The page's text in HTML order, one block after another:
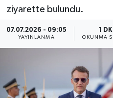
ziyarette bulundu.
07.07.2026 - 09:05
YAYINLANMA
1 DK
OKUNMA
KÜLTÜR SANAT
BİLİM VE TEKNOLOJİ
Haber Arşivi